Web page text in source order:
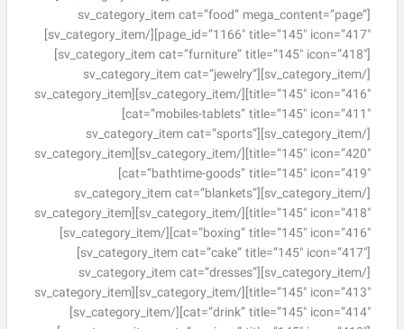
[sv_category_item cat=”food” mega_content=”page”
page_id=”1166″ title=”145″ icon=”417″][/sv_category_item]
[sv_category_item cat=”furniture” title=”145″ icon=”418″]
[/sv_category_item][sv_category_item cat=”jewelry”
title=”145″ icon=”416″][/sv_category_item][sv_category_item
cat=”mobiles-tablets” title=”145″ icon=”411″]
[/sv_category_item][sv_category_item cat=”sports”
title=”145″ icon=”420″][/sv_category_item][sv_category_item
cat=”bathtime-goods” title=”145″ icon=”419″]
[/sv_category_item][sv_category_item cat=”blankets”
title=”145″ icon=”418″][/sv_category_item][sv_category_item
cat=”boxing” title=”145″ icon=”416″][/sv_category_item]
[sv_category_item cat=”cake” title=”145″ icon=”417″]
[/sv_category_item][sv_category_item cat=”dresses”
title=”145″ icon=”413″][/sv_category_item][sv_category_item
cat=”drink” title=”145″ icon=”414″][/sv_category_item]